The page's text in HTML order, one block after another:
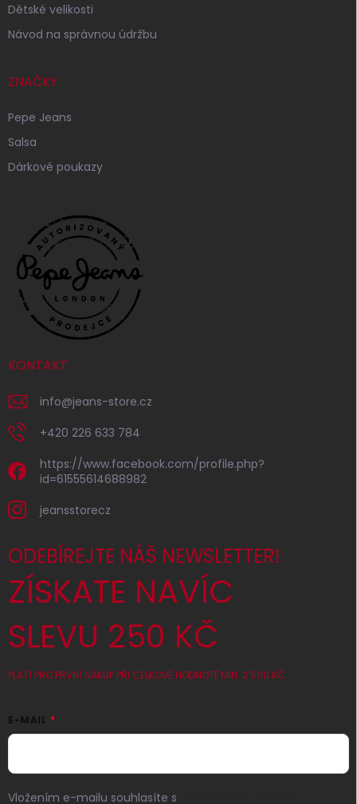
Dětské velikosti
Návod na správnou údržbu
ZNAČKY
Pepe Jeans
Salsa
Dárkové poukazy
KONTAKT
info@jeans-store.cz
+420 226 633 784
https://www.facebook.com/profile.php?
id=61555614688982
jeansstorecz
ODEBÍREJTE NÁŠ NEWSLETTER!
ZÍSKATE NAVÍC
SLEVU 250 KČ
PLATÍ PRO PRVNÍ NÁKUP PŘI CELKOVÉ HODNOTĚ MIN. 2 500 KČ
E-MAIL
Vložením e-mailu souhlasíte s